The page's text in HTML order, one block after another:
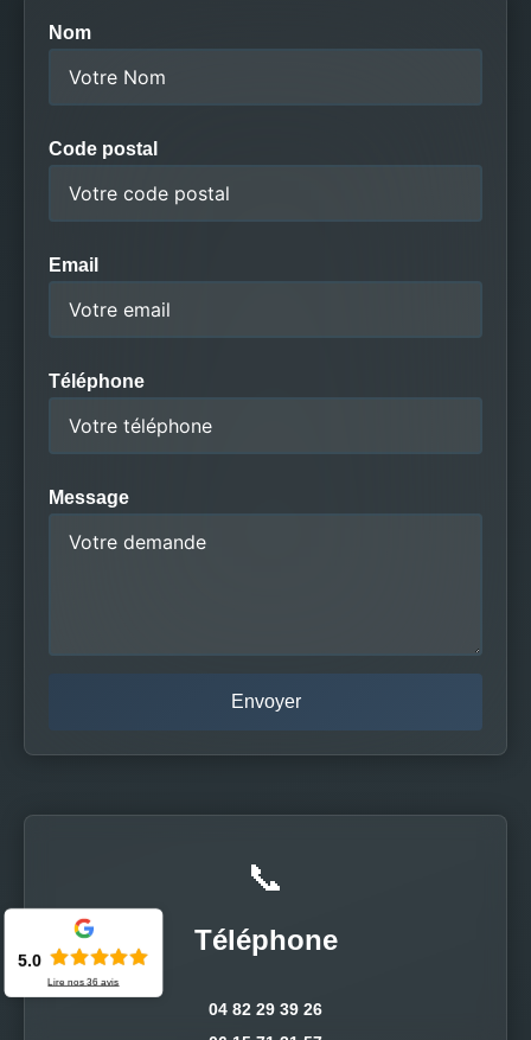
Nom
Code postal
Email
Téléphone
Message
📞
Téléphone
04 82 29 39 26
5.0
Lire nos36 avis